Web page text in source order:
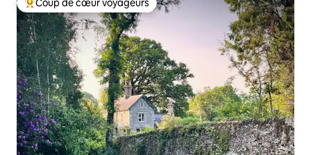
Coups de cœur voyageurs les plus appréciés
Coup de cœur voyageurs